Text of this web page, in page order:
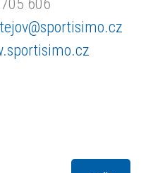
606